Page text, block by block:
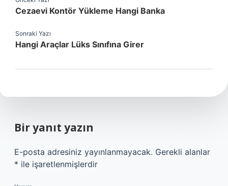
Cezaevi Kontör Yükleme Hangi Banka
Sonraki Yazı
Hangi Araçlar Lüks Sınıfına Girer
Bir yanıt yazın
E-posta adresiniz yayınlanmayacak. Gerekli alanlar
* ile işaretlenmişlerdir